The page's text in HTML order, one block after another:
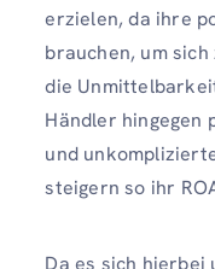
erzielen, da ihre
brauchen, um
die
Händler hingegen
und
steigern so ihr
Da es sich hierbei